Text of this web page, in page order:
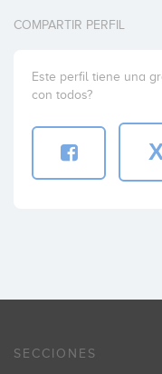
COMPARTIR PERFIL
Este perfil tiene una
con todos?
SECCIONES